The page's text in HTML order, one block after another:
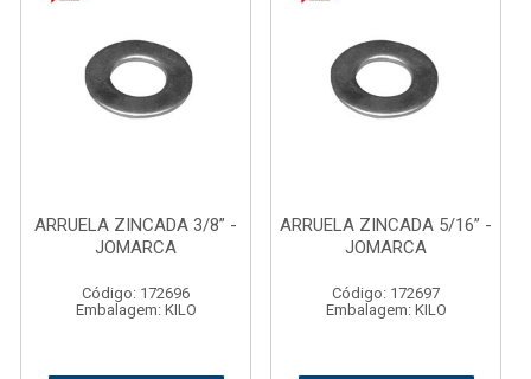
ARRUELA ZINCADA 3/8” -
JOMARCA
Código: 172696
Embalagem: KILO
ARRUELA ZINCADA 5/16” -
JOMARCA
Código: 172697
Embalagem: KILO